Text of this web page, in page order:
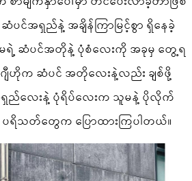
ပင်အရှည်နဲ့ အချိန်ကြာမြင့်စွာ ရှိနေခဲ့
ရဲ့ ဆံပင်အတိုနဲ့ ပုံစံလေးကို အခုမှ တွေ့ရ
ဂျီဟိုက ဆံပင် အတိုလေးနဲ့လည်း ချစ်ဖို့
ည်လေးနဲ့ ပုံရိပ်လေးက သူမနဲ့ ပိုလိုက်
ရိသတ်တွေက ပြောထားကြပါတယ်။